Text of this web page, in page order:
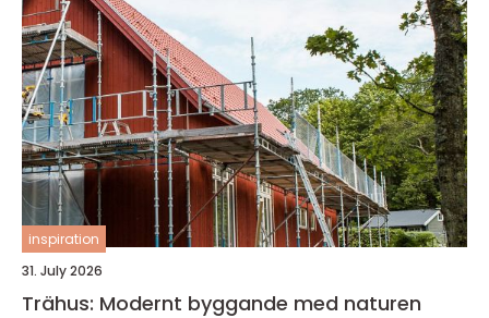
inspiration
31. July 2026
Trähus: Modernt byggande med naturen